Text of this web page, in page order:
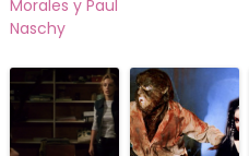
Morales y Paul
Naschy